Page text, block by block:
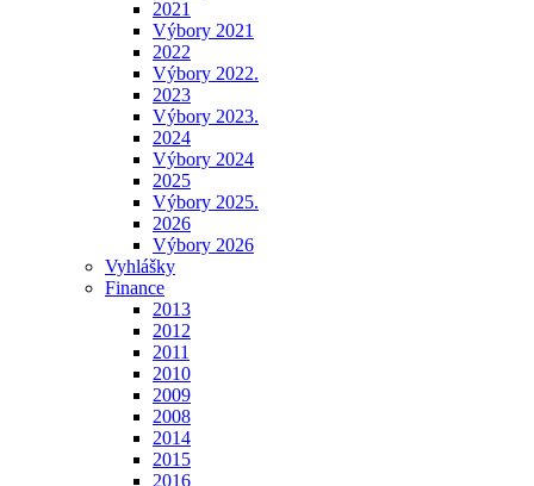
2021
Výbory 2021
2022
Výbory 2022.
2023
Výbory 2023.
2024
Výbory 2024
2025
Výbory 2025.
2026
Výbory 2026
Vyhlášky
Finance
2013
2012
2011
2010
2009
2008
2014
2015
2016